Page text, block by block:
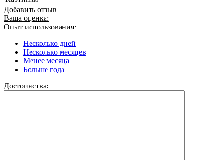
Добавить отзыв
Ваша оценка:
Опыт использования:
Несколько дней
Несколько месяцев
Менее месяца
Больше года
Достоинства: